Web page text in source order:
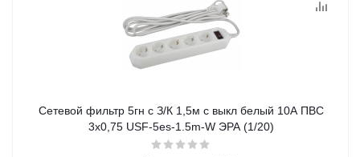
Сетевой фильтр 5гн с З/К 1,5м с выкл белый 10А ПВС
3x0,75 USF-5es-1.5m-W ЭРА (1/20)